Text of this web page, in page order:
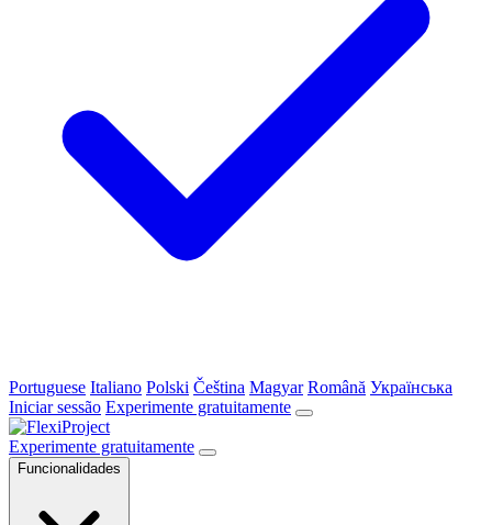
Portuguese Italiano Polski Čeština Magyar Română Українська
Iniciar sessão Experimente gratuitamente
Experimente gratuitamente
Funcionalidades